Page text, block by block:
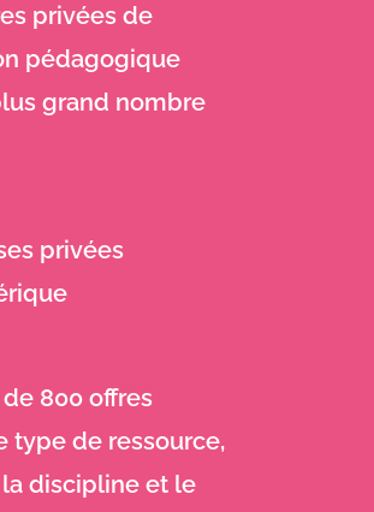
privées de
pédagogique
grand nombre
privées
800 offres
type de ressource,
discipline et le